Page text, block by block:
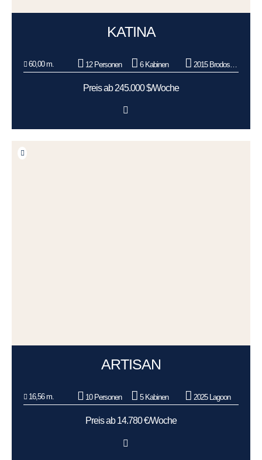
KATINA
60,00 m. 12 Personen 6 Kabinen 2015 Brodosplit BSO d.o.o.
Preis ab 245.000 $/Woche
ARTISAN
16,56 m. 10 Personen 5 Kabinen 2025 Lagoon
Preis ab 14.780 €/Woche